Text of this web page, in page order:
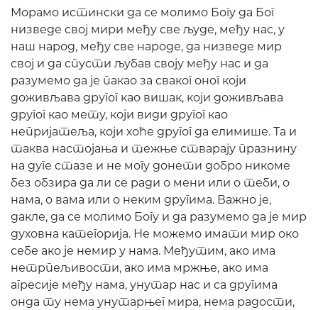
Морамо истински да се молимо Богу да Бог
низведе свој мири међу све људе, међу нас, у
наш народ, међу све народе, да низведе мир
свој и да спусти љубав своју међу нас и да
разумемо да је пакао за сваког оног који
доживљава другог као вишак, који доживљава
другог као мету, који види другог као
непријатеља, који хоће другог да елимише. Та и
таква настојања и тежње стварају празнину
на дуге стазе и не могу донети добро никоме
без обзира да ли се ради о мени или о теби, о
нама, о вама или о неким другима. Важно је,
дакле, да се молимо Богу и да разумемо да је мир
духовна категорија. Не можемо имати мир око
себе ако је немир у нама. Међутим, ако има
нетрпељивости, ако има мржње, ако има
агресије међу нама, унутар нас и са другима
онда ту нема унутарњег мира, нема радости,